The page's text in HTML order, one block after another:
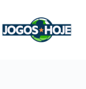
conteúdo